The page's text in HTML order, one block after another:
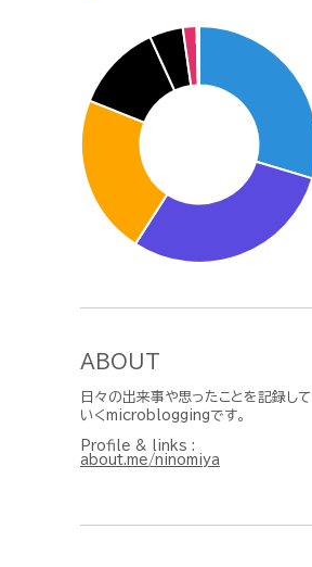
ABOUT
日々の出来事や思ったことを記録して
いくmicrobloggingです。
Profile & links :
about.me/ninomiya